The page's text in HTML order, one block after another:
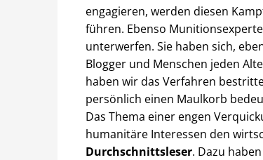
engagieren, werden diesen
führen. Ebenso
unterwerfen. Sie haben sich,
Blogger und Menschen jeden
haben wir das Verfahren
persönlich einen Maulkorb
Das Thema einer engen
humanitäre Interessen den
Durchschnittsleser. Dazu